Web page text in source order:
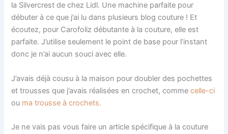
la Silvercrest de chez Lidl. Une machine parfaite pour
débuter à ce que j’ai lu dans plusieurs blog couture ! Et
écoutez, pour Carofoliz débutante à la couture, elle est
parfaite. J’utilise seulement le point de base pour l’instant
donc je n’ai aucun souci avec elle.
J’avais déjà cousu à la maison pour doubler des pochettes
et trousses que j’avais réalisées en crochet, commecelle-ci
ou ma trousse à crochets.
Je ne vais pas vous faire un article spécifique à la couture